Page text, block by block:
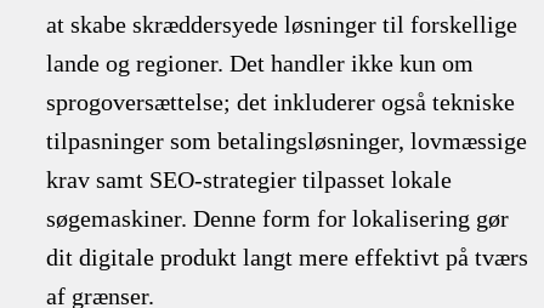
at skabe skræddersyede løsninger til forskellige
lande og regioner. Det handler ikke kun om
sprogoversættelse; det inkluderer også tekniske
tilpasninger som betalingsløsninger, lovmæssige
krav samt SEO-strategier tilpasset lokale
søgemaskiner. Denne form for lokalisering gør
dit digitale produkt langt mere effektivt på tværs
af grænser.